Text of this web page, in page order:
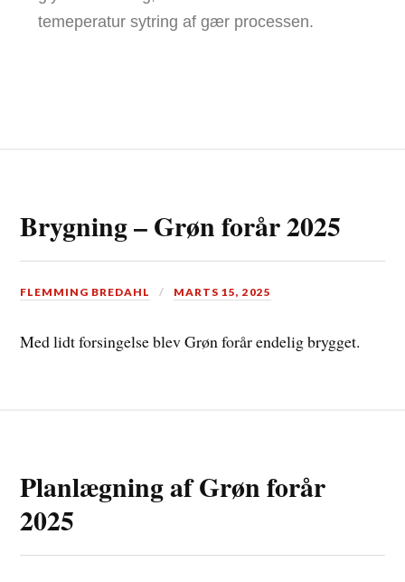
temeperatur sytring af gær processen.
Brygning – Grøn forår 2025
FLEMMING BREDAHL MARTS 15, 2025
Med lidt forsingelse blev Grøn forår endelig brygget.
Planlægning af Grøn forår
2025